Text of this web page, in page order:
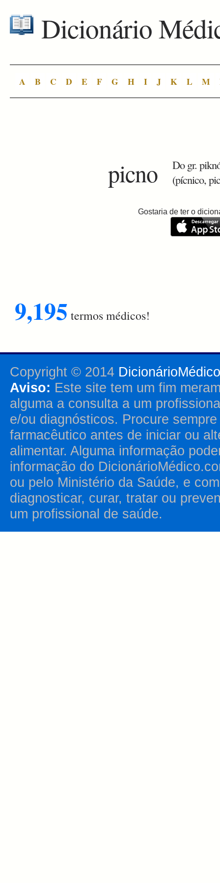
Dicionário
A B C D E F G H I J K L M
picno
Do gr.
(pícnico,
Gostaria de ter o
9,195 termos médicos!
Copyright © 2014
Aviso: Este site tem um fim
alguma a consulta a um
e/ou diagnósticos. Procure
farmacêutico antes de iniciar ou
alimentar. Alguma informação
informação do
ou pelo Ministério da Saúde, e
diagnosticar, curar, tratar ou
um profissional de saúde.